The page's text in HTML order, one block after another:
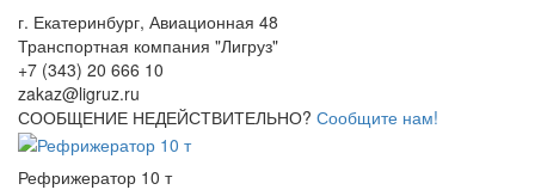
г. Екатеринбург, Авиационная 48
Транспортная компания "Лигруз"
+7 (343) 20 666 10
zakaz@ligruz.ru
СООБЩЕНИЕ НЕДЕЙСТВИТЕЛЬНО? Сообщите нам!
Рефрижератор 10 т